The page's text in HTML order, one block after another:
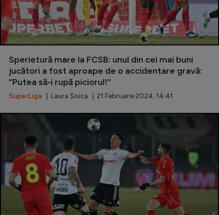
Sperietură mare la FCSB: unul din cei mai buni
jucători a fost aproape de o accidentare gravă:
”Putea să-i rupă piciorul!”
SuperLiga | Laura Șoica | 21 Februarie 2024, 14:41